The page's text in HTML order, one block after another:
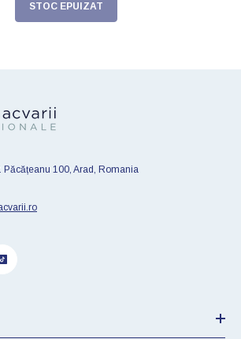
STOC EPUIZAT
Păcățeanu 100, Arad, Romania